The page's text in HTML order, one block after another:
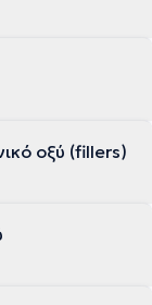
οξύ (fillers)